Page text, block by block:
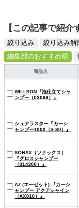
【この記事で紹介
絞り込み
絞り込み解
編集部のおすすめ順
商品名
WILLSON『泡仕立てシャ
ンプー（03099）』
シュアラスター『カーシ
ャンプー1000（S-30）』
SONAX（ソナックス）
『グロスシャンプー
（314300）』
AZ (エーゼット) 『カーシ
ャンプー アクアシャイン
（AX010）』